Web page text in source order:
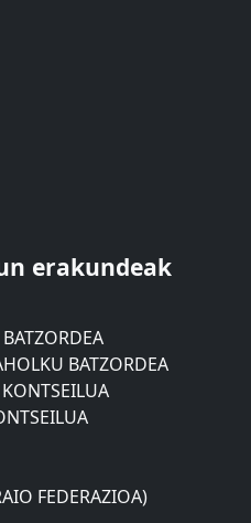
erakundeak
GANBERA
BATZORDEA
FEDERAZIOA)